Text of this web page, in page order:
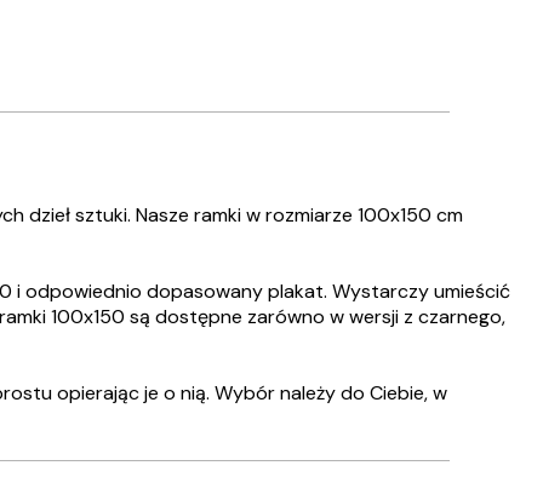
dzieł sztuki. Nasze ramki w rozmiarze 100x150 cm
i odpowiednio dopasowany plakat. Wystarczy umieścić
100x150 są dostępne zarówno w wersji z czarnego,
opierając je o nią. Wybór należy do Ciebie, w